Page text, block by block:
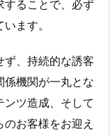
することで、必ず
ます。
ず、持続的な誘客
係機関が一丸とな
ンツ造成、そして
お客様をお迎え